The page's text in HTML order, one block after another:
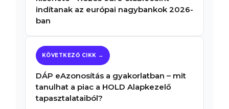
indítanak az európai nagybankok 2026-
ban
DÁP eAzonosítás a gyakorlatban – mit
tanulhat a piac a HOLD Alapkezelő
tapasztalataiból?